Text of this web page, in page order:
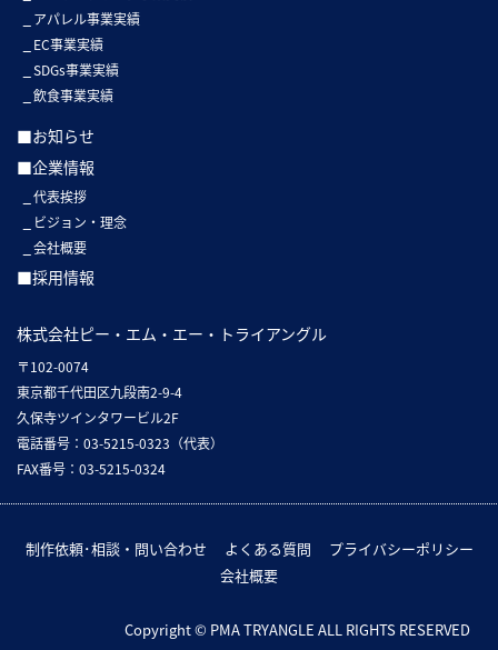
アパレル事業実績
EC事業実績
SDGs事業実績
飲食事業実績
■お知らせ
■企業情報
代表挨拶
ビジョン・理念
会社概要
■採用情報
株式会社ピー・エム・エー・トライアングル
〒102-0074
東京都千代田区九段南2-9-4
久保寺ツインタワービル2F
電話番号：03-5215-0323（代表）
FAX番号：03-5215-0324
制作依頼･相談・問い合わせ よくある質問
プライバシーポリシー
会社概要
Copyright © PMA TRYANGLE ALL RIGHTS RESERVED